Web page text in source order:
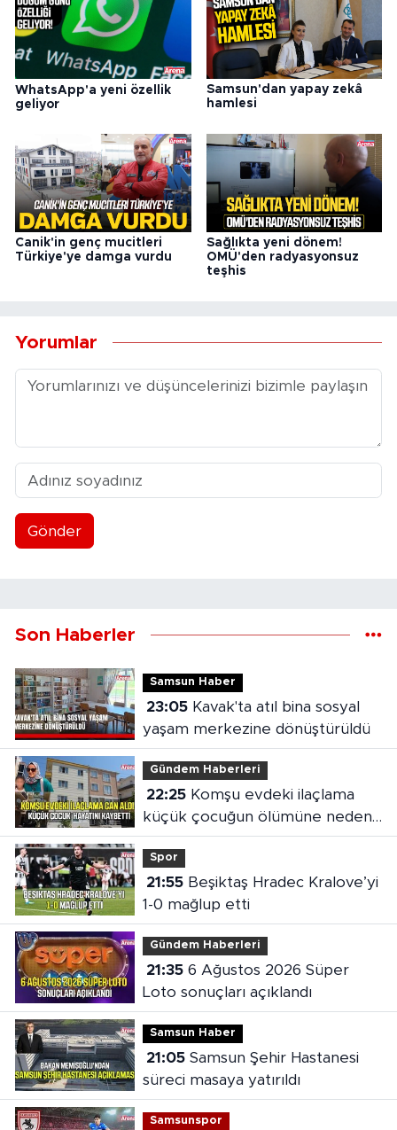
WhatsApp'a yeni özellik
geliyor
Samsun'dan yapay zekâ
hamlesi
Canik'in genç mucitleri
Türkiye'ye damga vurdu
Sağlıkta yeni dönem!
OMÜ'den radyasyonsuz
teşhis
Yorumlar
Gönder
Son Haberler
Samsun Haber
23:05Kavak'ta atıl bina sosyal
yaşam merkezine dönüştürüldü
Gündem Haberleri
22:25Komşu evdeki ilaçlama
küçük çocuğun ölümüne neden
oldu
Spor
21:55Beşiktaş Hradec Kralove’yi
1-0 mağlup etti
Gündem Haberleri
21:356 Ağustos 2026 Süper
Loto sonuçları açıklandı
Samsun Haber
21:05Samsun Şehir Hastanesi
süreci masaya yatırıldı
Samsunspor